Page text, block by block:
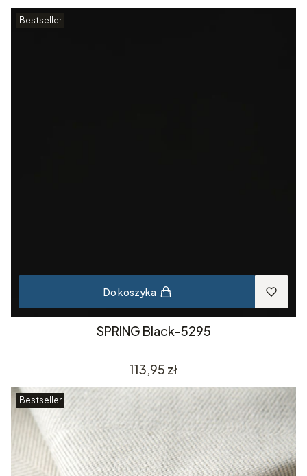
Bestseller
Do koszyka
SPRING Black-5295
Cena
113,95 zł
Bestseller